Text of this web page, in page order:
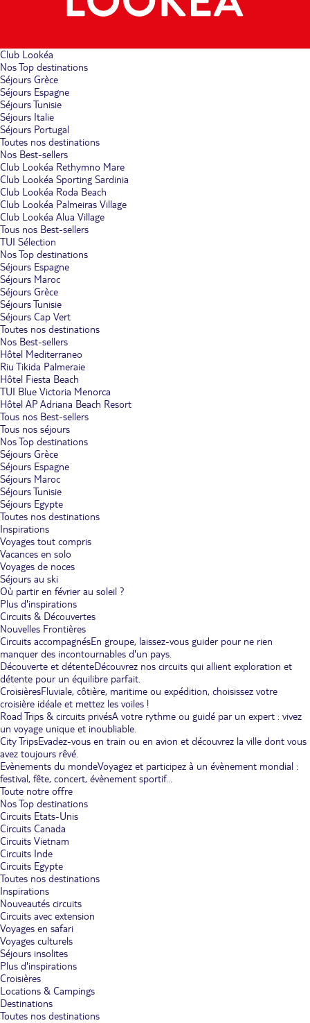
Club Lookéa
Nos Top destinations
Séjours Grèce
Séjours Espagne
Séjours Tunisie
Séjours Italie
Séjours Portugal
Toutes nos destinations
Nos Best-sellers
Club Lookéa Rethymno Mare
Club Lookéa Sporting Sardinia
Club Lookéa Roda Beach
Club Lookéa Palmeiras Village
Club Lookéa Alua Village
Tous nos Best-sellers
TUI Sélection
Nos Top destinations
Séjours Espagne
Séjours Maroc
Séjours Grèce
Séjours Tunisie
Séjours Cap Vert
Toutes nos destinations
Nos Best-sellers
Hôtel Mediterraneo
Riu Tikida Palmeraie
Hôtel Fiesta Beach
TUI Blue Victoria Menorca
Hôtel AP Adriana Beach Resort
Tous nos Best-sellers
Tous nos séjours
Nos Top destinations
Séjours Grèce
Séjours Espagne
Séjours Maroc
Séjours Tunisie
Séjours Egypte
Toutes nos destinations
Inspirations
Voyages tout compris
Vacances en solo
Voyages de noces
Séjours au ski
Où partir en février au soleil ?
Plus d'inspirations
Circuits & Découvertes
Nouvelles Frontières
Circuits accompagnésEn groupe, laissez-vous guider pour ne rien
manquer des incontournables d'un pays.
Découverte et détenteDécouvrez nos circuits qui allient exploration et
détente pour un équilibre parfait.
CroisièresFluviale, côtière, maritime ou expédition, choisissez votre
croisière idéale et mettez les voiles !
Road Trips & circuits privésA votre rythme ou guidé par un expert : vivez
un voyage unique et inoubliable.
City TripsEvadez-vous en train ou en avion et découvrez la ville dont vous
avez toujours rêvé.
Evènements du mondeVoyagez et participez à un évènement mondial :
festival, fête, concert, évènement sportif...
Toute notre offre
Nos Top destinations
Circuits Etats-Unis
Circuits Canada
Circuits Vietnam
Circuits Inde
Circuits Egypte
Toutes nos destinations
Inspirations
Nouveautés circuits
Circuits avec extension
Voyages en safari
Voyages culturels
Séjours insolites
Plus d'inspirations
Croisières
Locations & Campings
Destinations
Toutes nos destinations